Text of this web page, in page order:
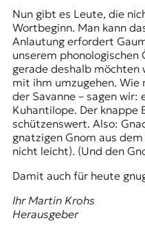
e
u
r
o
p
a
.
Nun gibt es Leute, die
Wortbeginn. Man kann
Anlautung erfordert
unserem
gerade deshalb möchten
mit ihm umzugehen.
der Savanne – sagen wir:
Kuhantilope. Der knappe
schützenswert. Also:
gnatzigen Gnom aus
nicht leicht). (Und den
Damit auch für heute
Ihr Martin Krohs
Herausgeber